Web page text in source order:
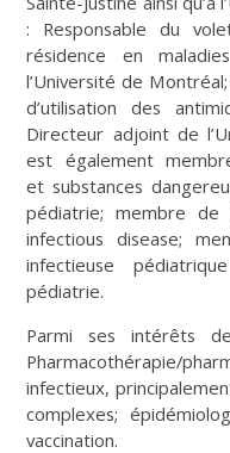
: Responsable du
résidence en
l’Université de
d’utilisation des
Directeur adjoint de
est également
et substances
pédiatrie; membre de
infectious disease;
infectieuse
pédiatrie.
Parmi ses intérêts
Pharmacothérapie/
infectieux,
complexes;
vaccination.